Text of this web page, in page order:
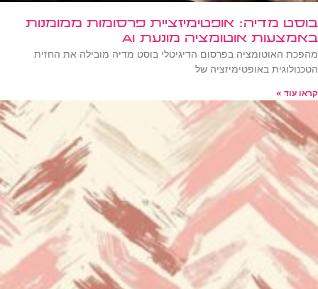
בוסט מדיה: אופטימיזציית פרסומות ממומנות
באמצעות אוטומציה מונעת AI
מהפכת האוטומציה בפרסום הדיגיטלי בוסט מדיה מובילה את החזית
הטכנולוגית באופטימיזציה של
קראו עוד »